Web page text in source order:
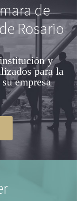
de
Rosario
y
para la
empresa